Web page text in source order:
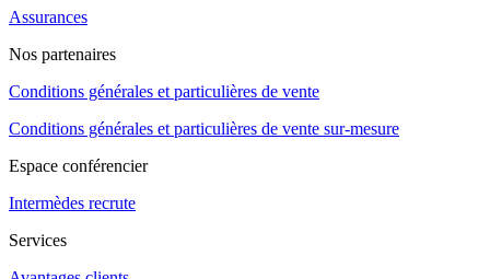
Assurances
Nos partenaires
Conditions générales et particulières de vente
Conditions générales et particulières de vente sur-mesure
Espace conférencier
Intermèdes recrute
Services